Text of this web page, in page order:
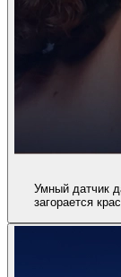
Умный датчик
загорается